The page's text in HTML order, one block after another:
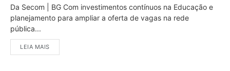
Da Secom | BG Com investimentos contínuos na Educação e
planejamento para ampliar a oferta de vagas na rede
pública...
LEIA MAIS